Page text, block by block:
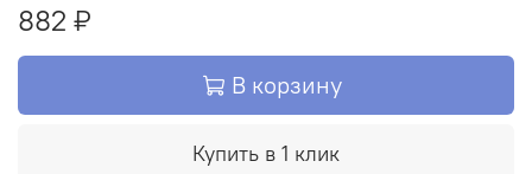
882 ₽
В корзину
Купить в 1 клик